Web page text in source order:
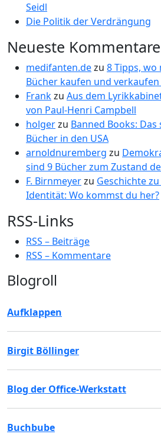
Seidl
Die Politik der Verdrängung
Neueste Kommentare
medifanten.dezu 8 Tipps,
Bücher kaufen und
Frankzu Aus dem
von Paul-Henri Campbell
holgerzu Banned Books:
Bücher in den USA
arnoldnuremberg zu
sind 9 Bücher zum Zustand
F. Birnmeyerzu Geschichte
Identität: Wo kommst du her?
RSS-Links
RSS – Beiträge
RSS – Kommentare
Blogroll
Aufklappen
Birgit Böllinger
Blog der Office-Werkstatt
Buchbube